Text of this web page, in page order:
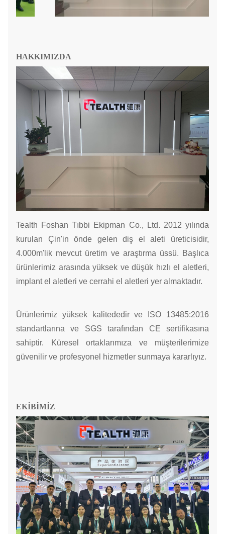
HAKKIMIZDA
Tealth Foshan Tıbbi Ekipman Co., Ltd. 2012 yılında
kurulan Çin'in önde gelen diş el aleti üreticisidir,
4.000m'lik mevcut üretim ve araştırma üssü. Başlıca
ürünlerimiz arasında yüksek ve düşük hızlı el aletleri,
implant el aletleri ve cerrahi el aletleri yer almaktadır.
Ürünlerimiz yüksek kalitededir ve ISO 13485:2016
standartlarına ve SGS tarafından CE sertifikasına
sahiptir. Küresel ortaklarımıza ve müşterilerimize
güvenilir ve profesyonel hizmetler sunmaya kararlıyız.
EKİBİMİZ